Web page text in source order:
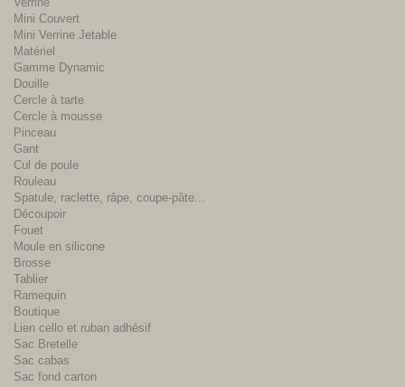
Mini Couvert
Mini Verrine Jetable
Matériel
Gamme Dynamic
Douille
Cercle à tarte
Cercle à mousse
Pinceau
Gant
Cul de poule
Rouleau
Spatule, raclette, râpe, coupe-pâte...
Découpoir
Fouet
Moule en silicone
Brosse
Tablier
Ramequin
Boutique
Lien cello et ruban adhésif
Sac Bretelle
Sac cabas
Sac fond carton